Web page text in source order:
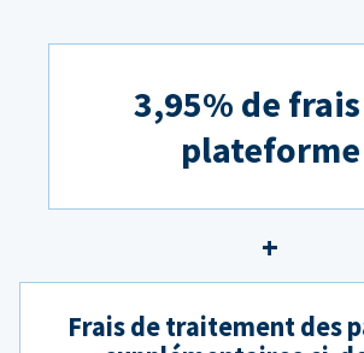
3,95% de
plateforme
Frais de traitement des